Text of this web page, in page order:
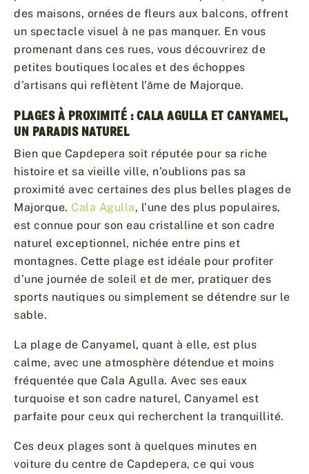
des maisons, ornées de fleurs aux balcons, offrent
un spectacle visuel à ne pas manquer. En vous
promenant dans ces rues, vous découvrirez de
petites boutiques locales et des échoppes
d’artisans qui reflètent l’âme de Majorque.
PLAGES À PROXIMITÉ : CALA AGULLA ET CANYAMEL,
UN PARADIS NATUREL
Bien que Capdepera soit réputée pour sa riche
histoire et sa vieille ville, n’oublions pas sa
proximité avec certaines des plus belles plages de
Majorque. Cala Agulla, l’une des plus populaires,
est connue pour son eau cristalline et son cadre
naturel exceptionnel, nichée entre pins et
montagnes. Cette plage est idéale pour profiter
d’une journée de soleil et de mer, pratiquer des
sports nautiques ou simplement se détendre sur le
sable.
La plage de Canyamel, quant à elle, est plus
calme, avec une atmosphère détendue et moins
fréquentée que Cala Agulla. Avec ses eaux
turquoise et son cadre naturel, Canyamel est
parfaite pour ceux qui recherchent la tranquillité.
Ces deux plages sont à quelques minutes en
voiture du centre de Capdepera, ce qui vous